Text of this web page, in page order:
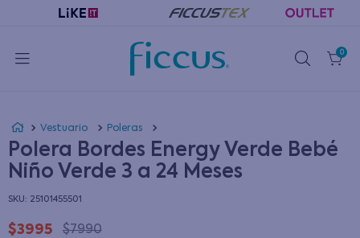
0
Vestuario Poleras
Polera Bordes Energy Verde Bebé
Niño Verde 3 a 24 Meses
: 25101455501
$3995 $7990